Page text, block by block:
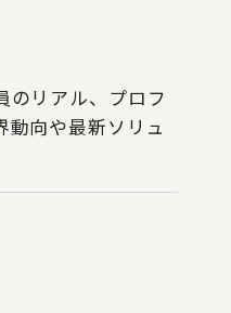
のリアル、プロフ
動向や最新ソリュ